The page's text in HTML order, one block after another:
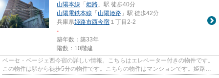
山陽本線 「姫路 」駅 徒歩40分
山陽電鉄本線 「山陽姫路 」駅 徒歩42分
兵庫県姫路市西今宿 １丁目2-2
-
築年数：築33年
階数：10階建
ベーセ・ベージェ西今宿の詳しい情報。こちらはエレベーター付きの物件です。
この物件は駅から徒歩5分の物件です。こちらの物件はマンションです。姫路市